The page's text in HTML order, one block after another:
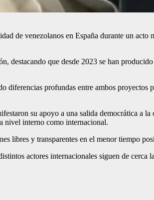
de venezolanos en España durante un
destacando que desde 2023 se han
diferencias profundas entre ambos
su apoyo a una salida democrática a
nivel interno como internacional.
libres y transparentes en el menor tiempo
actores internacionales siguen de